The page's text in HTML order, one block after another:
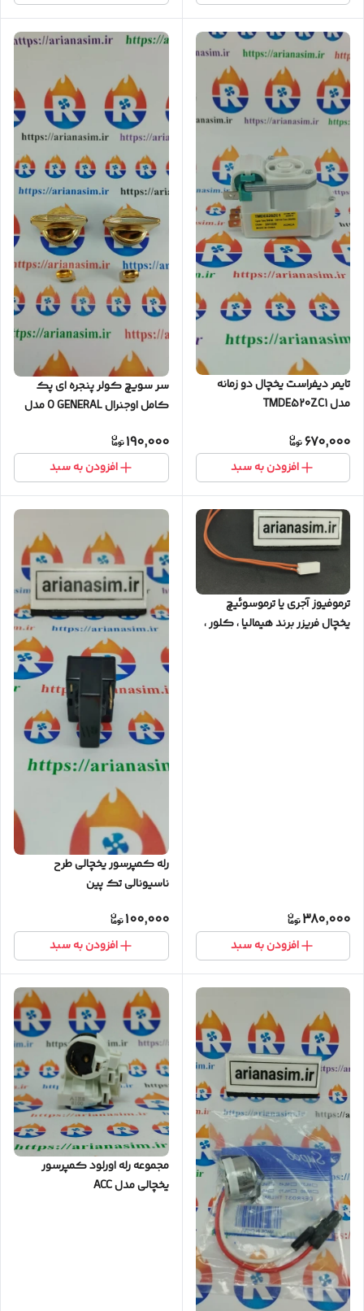
تایمر دیفراست یخچال دو زمانه
مدل TMDE520ZC1
670,000
افزودن به سبد
سر سویچ کولر پنجره ای پک
کامل اوجنرال O GENERAL مدل
190,000
افزودن به سبد
ترموفیوز آجری یا ترموسوئیچ
یخچال فریزر برند هیمالیا ، کلور ،
380,000
افزودن به سبد
رله کمپرسور یخچالی طرح
ناسیونالی تک پین
100,000
افزودن به سبد
مجموعه رله اورلود کمپرسور
یخچالی مدل ACC